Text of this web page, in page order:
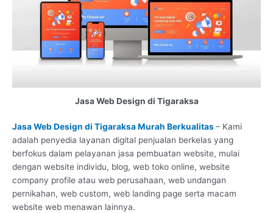
Jasa Web Design di Tigaraksa
Jasa Web Design di Tigaraksa Murah Berkualitas– Kami
adalah penyedia layanan digital penjualan berkelas yang
berfokus dalam pelayanan jasa pembuatan website, mulai
dengan website individu, blog, web toko online, website
company profile atau web perusahaan, web undangan
pernikahan, web custom, web landing page serta macam
website web menawan lainnya.